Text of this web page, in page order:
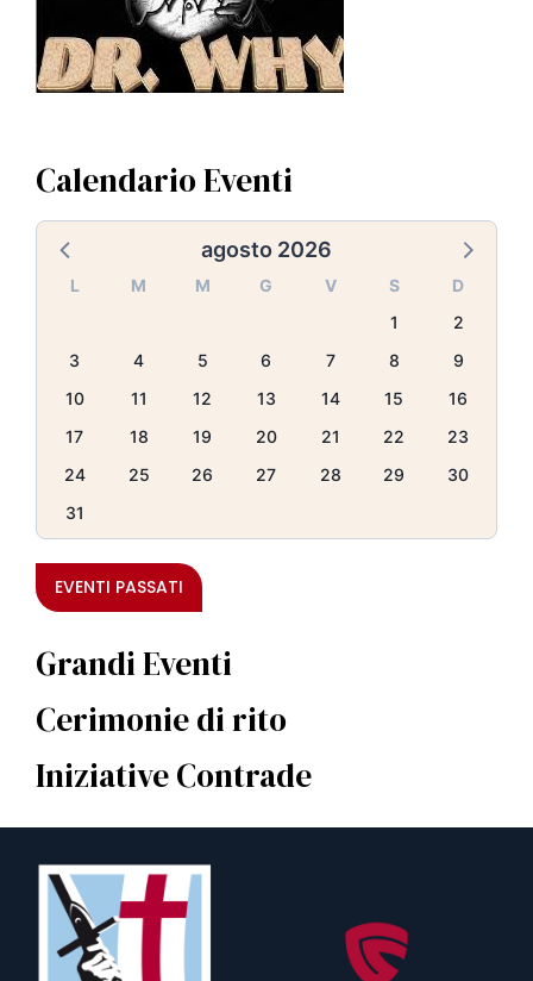
Calendario Eventi
agosto 2026
L M M G V S
D
1
2
3
4 5 6 7 8
9
10
11 12 13 14 15
16
17
18 19 20 21 22
23
24
25 26 27 28 29
30
31
EVENTI PASSATI
Grandi Eventi
Cerimonie di rito
Iniziative Contrade